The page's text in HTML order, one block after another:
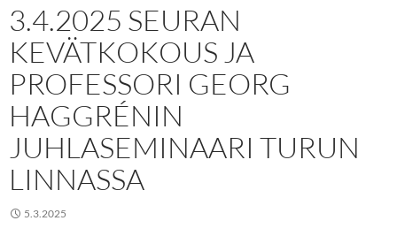
3.4.2025 SEURAN
KEVÄTKOKOUS JA
PROFESSORI GEORG
HAGGRÉNIN
JUHLASEMINAARI TURUN
LINNASSA
5.3.2025